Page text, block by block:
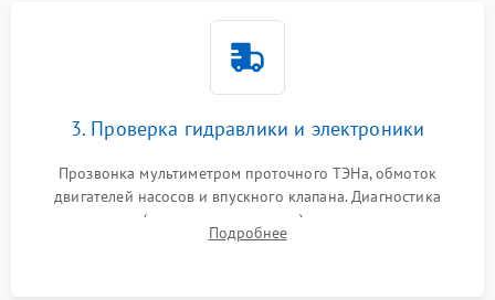
3. Проверка гидравлики и электроники
Прозвонка мультиметром проточного ТЭНа, обмоток
двигателей насосов и впускного клапана. Диагностика
прессостата (датчика уровня воды), датчика мутности,
концевика дверцы и электронного модуля управления.
Подробнее